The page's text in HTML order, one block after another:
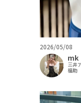
2026/05/08
mk
三井
福助